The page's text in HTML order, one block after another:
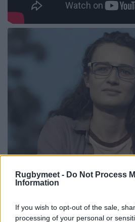
Rugbymeet - Do Not Process
Information
If you wish to opt-out of the sale,
processing of your personal or